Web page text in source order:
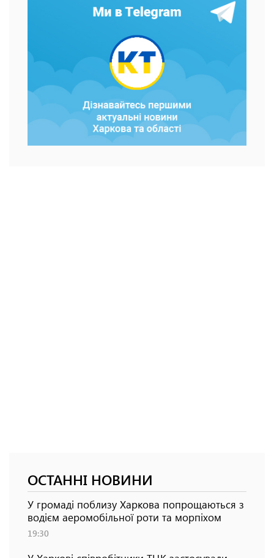
ОСТАННІ НОВИНИ
У громаді поблизу Харкова попрощаються з
водієм аеромобільної роти та морпіхом
19:30